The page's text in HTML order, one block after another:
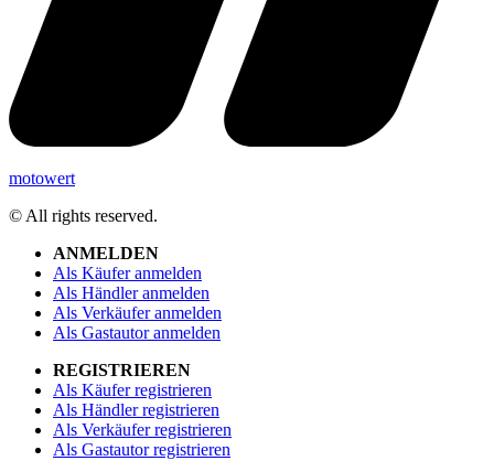
motowert
© All rights reserved.
ANMELDEN
Als Käufer anmelden
Als Händler anmelden
Als Verkäufer anmelden
Als Gastautor anmelden
REGISTRIEREN
Als Käufer registrieren
Als Händler registrieren
Als Verkäufer registrieren
Als Gastautor registrieren